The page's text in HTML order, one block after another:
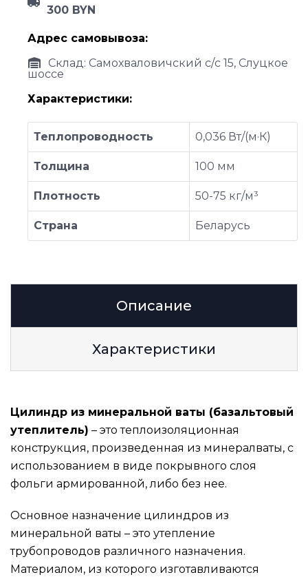
300 BYN
Адрес самовывоза:
Склад: Самохваловичский с/с 15, Слуцкое
шоссе
Характеристики:
Теплопроводность 0,036 Вт/(м·К)
Толщина 100 мм
Плотность 50-75 кг/м³
Страна Беларусь
Описание
Характеристики
Цилиндр из минеральной ваты (базальтовый
утеплитель) – это теплоизоляционная
конструкция, произведенная из минералваты, с
использованием в виде покрывного слоя
фольги армированной, либо без нее.
Основное назначение цилиндров из
минеральной ваты – это утепление
трубопроводов различного назначения.
Материалом, из которого изготавливаются